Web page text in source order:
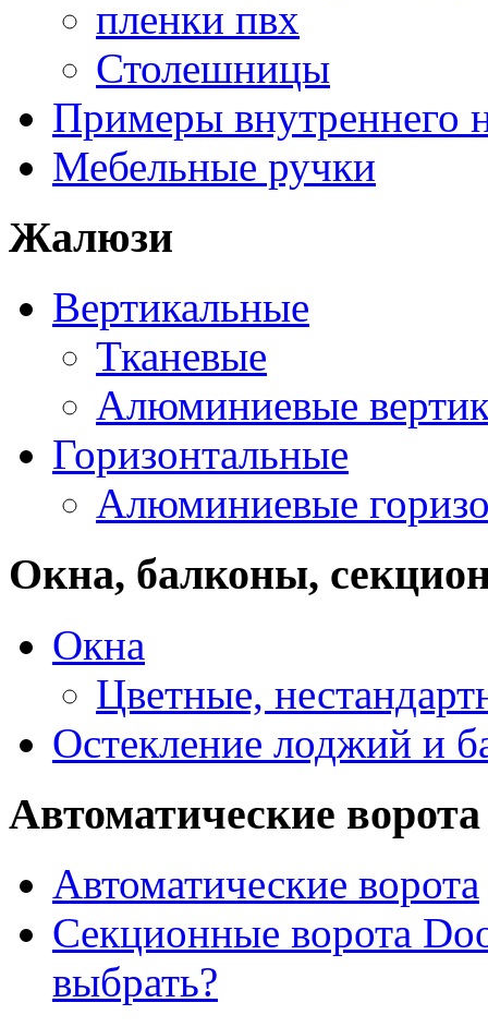
пленки пвх
Столешницы
Примеры внутреннего
Мебельные ручки
Жалюзи
Вертикальные
Тканевые
Алюминиевые
Горизонтальные
Алюминиевые
Окна, балконы,
Окна
Цветные,
Остекление лоджий и
Автоматические ворота
Автоматические ворота
Секционные ворота
выбрать?